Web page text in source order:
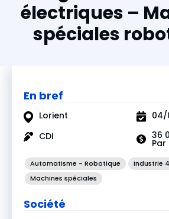
électriques –
spéciales
En bref
Lorient
CDI
04/
36
Par
Automatisme - Robotique
Industrie
Machines spéciales
Société